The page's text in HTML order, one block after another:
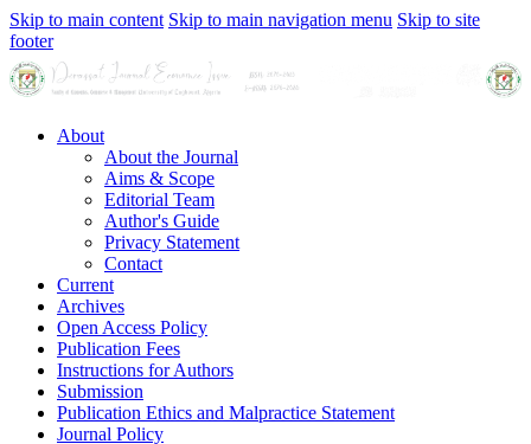
Skip to main content Skip to main navigation menu Skip to site
footer
About
About the Journal
Aims & Scope
Editorial Team
Author's Guide
Privacy Statement
Contact
Current
Archives
Open Access Policy
Publication Fees
Instructions for Authors
Submission
Publication Ethics and Malpractice Statement
Journal Policy